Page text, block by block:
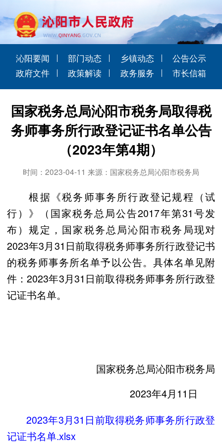
沁阳要闻 部门动态 乡镇动态
公告公示
政府文件
政策解读 政务服务 市长信箱
国家税务总局沁阳市税务局取得税
务师事务所行政登记证书名单公告
（2023年第4期）
时间：2023-04-11 来源：国家税务总局沁阳市税务局
根据《税务师事务所行政登记规程（试
行）》（国家税务总局公告2017年第31号发
布）规定，国家税务总局沁阳市税务局现对
2023年3月31日前取得税务师事务所行政登记书
的税务师事务所名单予以公告。具体名单见附
件：2023年3月31日前取得税务师事务所行政登
记证书名单。
国家税务总局沁阳市税务局
2023年4月11日
2023年3月31日前取得税务师事务所行政登
记证书名单.xlsx